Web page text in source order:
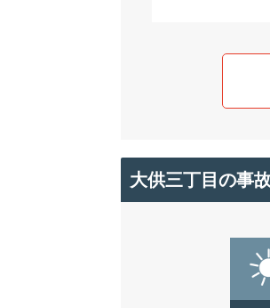
大供三丁目の事